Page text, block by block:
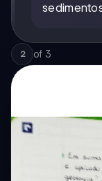
2 of 3